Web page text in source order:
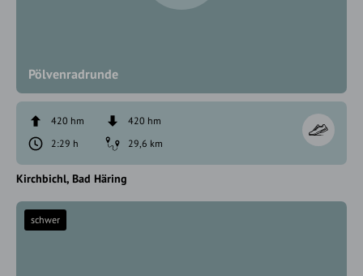
Pölvenradrunde
420 hm
420 hm
2:29 h
29,6 km
Kirchbichl Bad Häring
schwer